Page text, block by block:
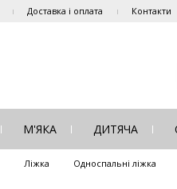
Доставка і оплата Контакти
М'ЯКА ДИТЯЧА
Ліжка Односпальні ліжка